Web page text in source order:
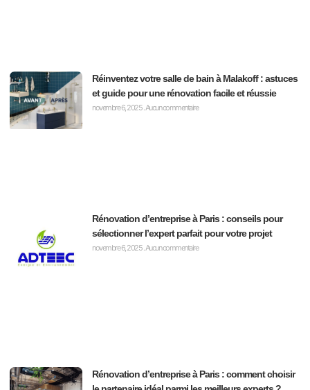
Réinventez votre salle de bain à Malakoff : astuces
et guide pour une rénovation facile et réussie
novembre 6, 2025Aucun commentaire
Rénovation d’entreprise à Paris : conseils pour
sélectionner l’expert parfait pour votre projet
novembre 6, 2025Aucun commentaire
Rénovation d’entreprise à Paris : comment choisir